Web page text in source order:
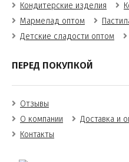
Кондитерские изделия
Мармелад оптом
Детские сладости оптом
ПЕРЕД ПОКУПКОЙ
Отзывы
О компании
Доставка и
Контакты